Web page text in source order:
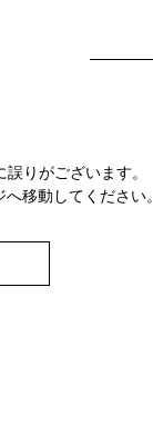
りがございます。
移動してください。